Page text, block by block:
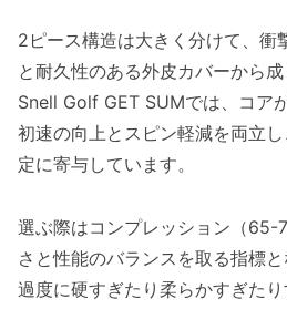
2ピース構造は大きく分けて、衝
と耐久性のある外皮カバーから成
Snell Golf GET SUMでは、コア
初速の向上とスピン軽減を両立
定に寄与しています。
選ぶ際はコンプレッション（65-
さと性能のバランスを取る指標と
過度に硬すぎたり柔らかすぎた